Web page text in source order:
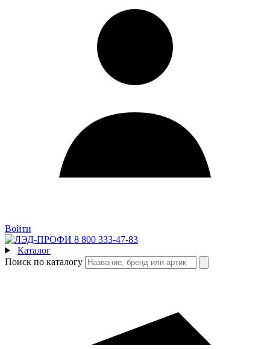
Войти
8 800 333-47-83
Каталог
Поиск по каталогу